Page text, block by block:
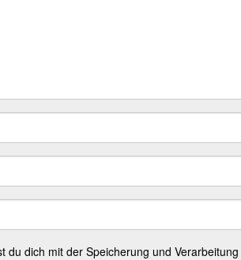
du dich mit der Speicherung und